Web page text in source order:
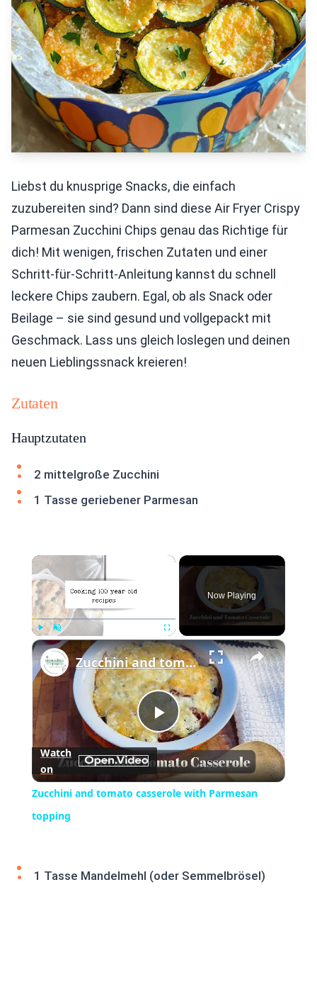
Liebst du knusprige Snacks, die einfach
zuzubereiten sind? Dann sind diese Air Fryer Crispy
Parmesan Zucchini Chips genau das Richtige für
dich! Mit wenigen, frischen Zutaten und einer
Schritt-für-Schritt-Anleitung kannst du schnell
leckere Chips zaubern. Egal, ob als Snack oder
Beilage – sie sind gesund und vollgepackt mit
Geschmack. Lass uns gleich loslegen und deinen
neuen Lieblingssnack kreieren!
Zutaten
Hauptzutaten
2 mittelgroße Zucchini
1 Tasse geriebener Parmesan
×
Play Unmute Fullscreen
Now Playing
×
Play
Video
Zucchini and tomato casserole with Parmesan topping
Watch
on
Zucchini and tomato casserole with Parmesan
topping
1 Tasse Mandelmehl (oder Semmelbrösel)